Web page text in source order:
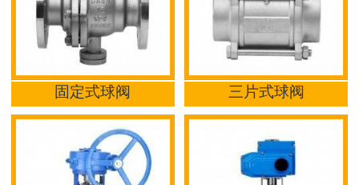
固定式球阀 三片式球阀